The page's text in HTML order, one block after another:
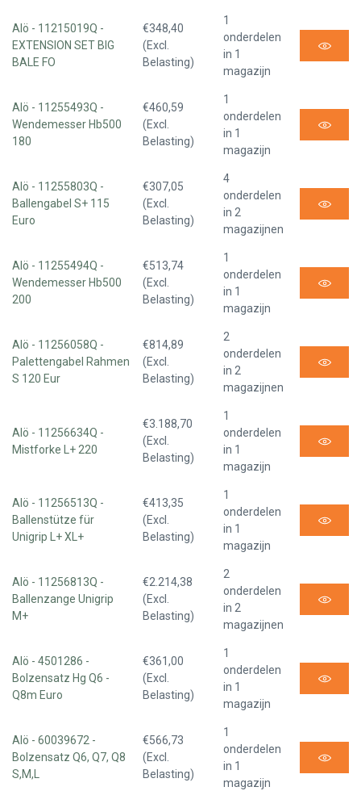
Alö - 11215019Q -
EXTENSION SET BIG
BALE FO
€348,40
(Excl.
Belasting)
1
onderdelen
in 1
magazijn
Alö - 11255493Q -
Wendemesser Hb500
180
€460,59
(Excl.
Belasting)
1
onderdelen
in 1
magazijn
Alö - 11255803Q -
Ballengabel S+ 115
Euro
€307,05
(Excl.
Belasting)
4
onderdelen
in 2
magazijnen
Alö - 11255494Q -
Wendemesser Hb500
200
€513,74
(Excl.
Belasting)
1
onderdelen
in 1
magazijn
Alö - 11256058Q -
Palettengabel Rahmen
S 120 Eur
€814,89
(Excl.
Belasting)
2
onderdelen
in 2
magazijnen
Alö - 11256634Q -
Mistforke L+ 220
€3.188,70
(Excl.
Belasting)
1
onderdelen
in 1
magazijn
Alö - 11256513Q -
Ballenstütze für
Unigrip L+ XL+
€413,35
(Excl.
Belasting)
1
onderdelen
in 1
magazijn
Alö - 11256813Q -
Ballenzange Unigrip
M+
€2.214,38
(Excl.
Belasting)
2
onderdelen
in 2
magazijnen
Alö - 4501286 -
Bolzensatz Hg Q6 -
Q8m Euro
€361,00
(Excl.
Belasting)
1
onderdelen
in 1
magazijn
Alö - 60039672 -
Bolzensatz Q6, Q7, Q8
S,M,L
€566,73
(Excl.
Belasting)
1
onderdelen
in 1
magazijn